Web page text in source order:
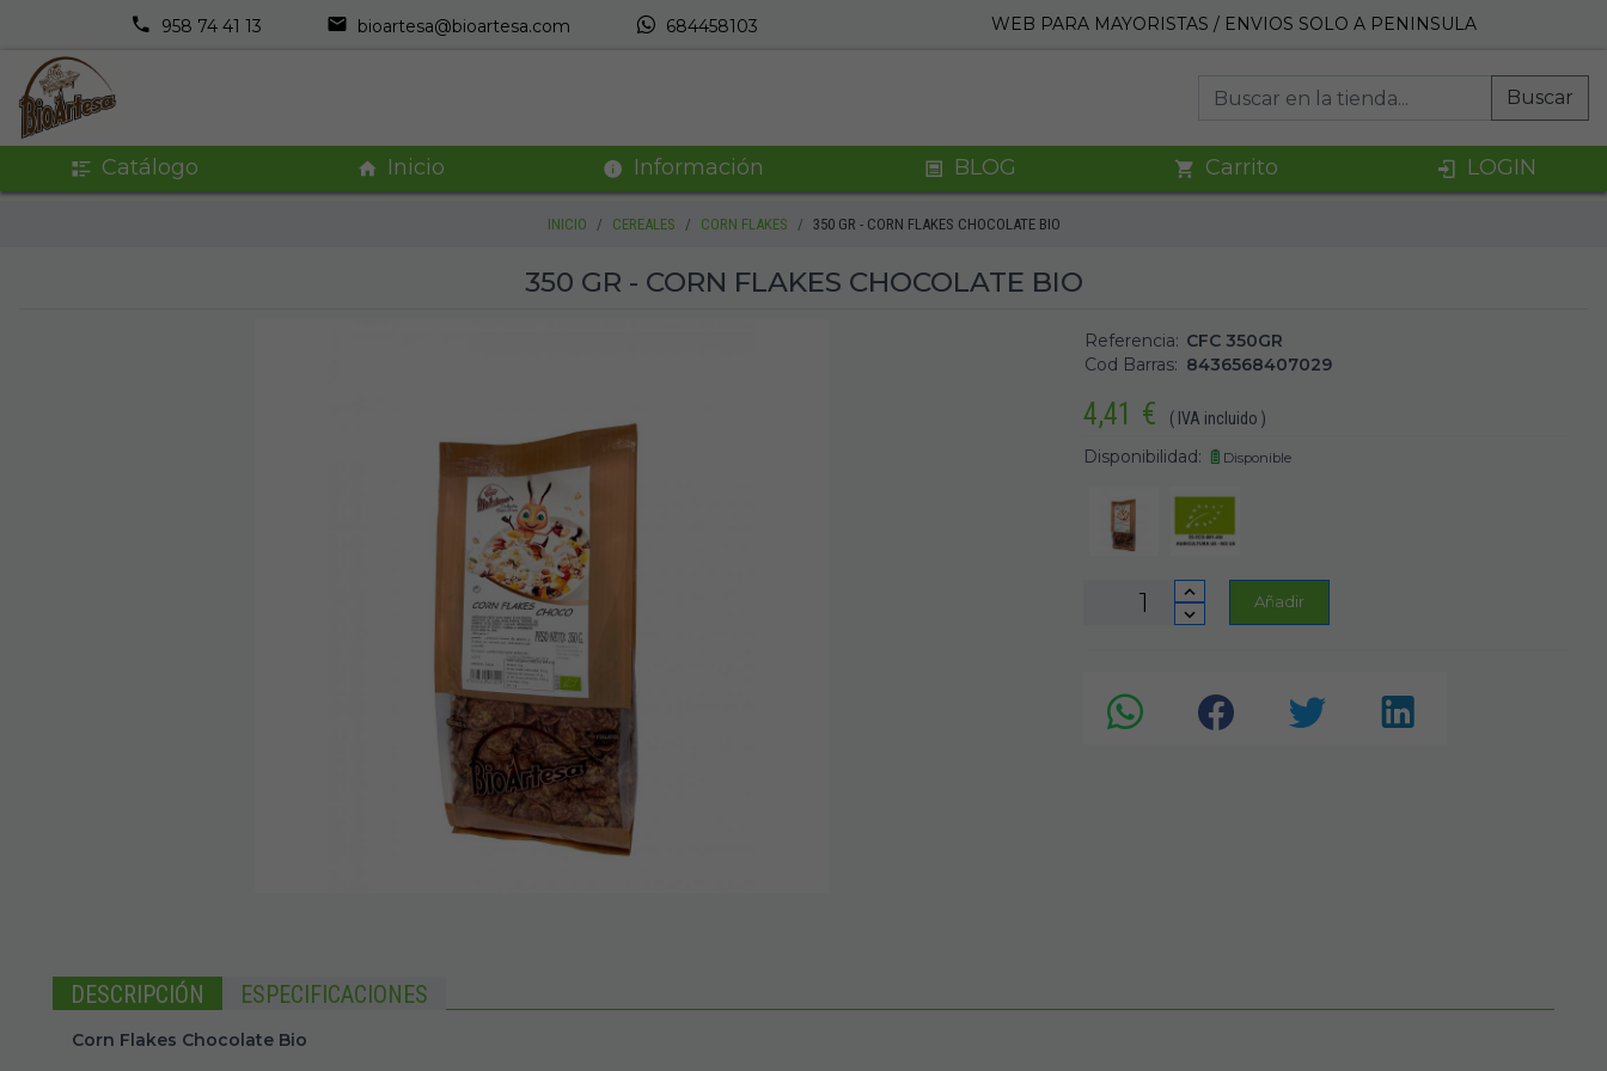
958 74 41 13 bioartesa@bioartesa.com 684458103 WEB PARA MAYORISTAS / ENVIOS SOLO A PENINSULA
Buscar
Catálogo Inicio Información BLOG Carrito LOGIN
INICIO CEREALES CORN FLAKES 350 GR - CORN FLAKES CHOCOLATE BIO
350 GR - CORN FLAKES CHOCOLATE BIO
Referencia: CFC 350GR
Cod Barras: 8436568407029
4,41 € ( IVA incluido )
Disponibilidad: Disponible
Añadir
DESCRIPCIÓN ESPECIFICACIONES
Corn Flakes Chocolate Bio